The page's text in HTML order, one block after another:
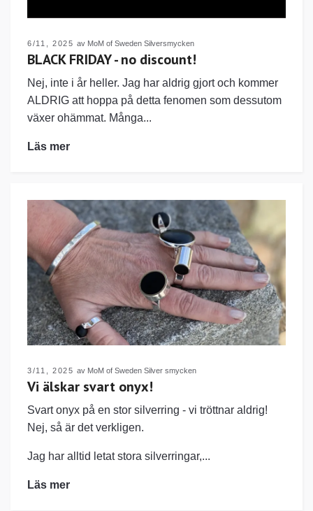
6/11, 2025 av MoM of Sweden Silversmycken
BLACK FRIDAY - no discount!
Nej, inte i år heller. Jag har aldrig gjort och kommer
ALDRIG att hoppa på detta fenomen som dessutom
växer ohämmat. Många...
Läs mer
3/11, 2025 av MoM of Sweden Silver smycken
Vi älskar svart onyx!
Svart onyx på en stor silverring - vi tröttnar aldrig!
Nej, så är det verkligen.
Jag har alltid letat stora silverringar,...
Läs mer